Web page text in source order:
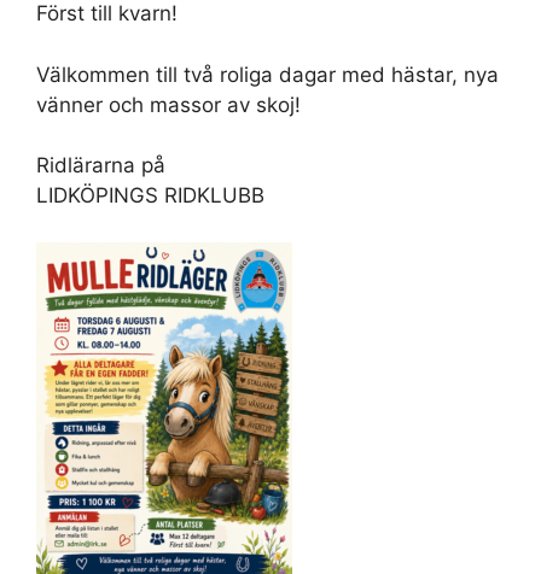
Först till kvarn!
Välkommen till två roliga dagar med hästar, nya
vänner och massor av skoj!
Ridlärarna på
LIDKÖPINGS RIDKLUBB